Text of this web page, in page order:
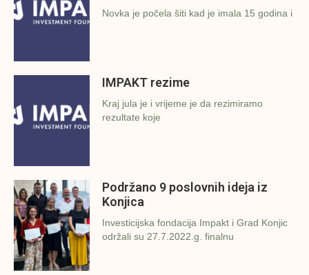
Novka je počela šiti kad je imala 15 godina i
IMPAKT rezime
Kraj jula je i vrijeme je da rezimiramo
rezultate koje
Podržano 9 poslovnih ideja iz
Konjica
Investicijska fondacija Impakt i Grad Konjic
održali su 27.7.2022.g. finalnu